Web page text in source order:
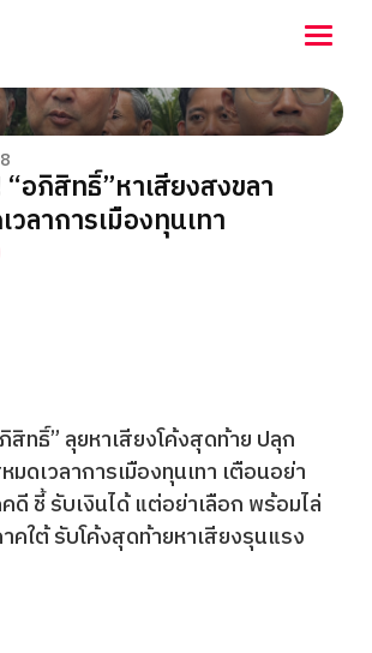
อภิสิทธิ์”หาเสียงสงขลา
ลาการเมืองทุนเทา
ทธิ์” ลุยหาเสียงโค้งสุดท้าย ปลุก
ดเวลาการเมืองทุนเทา เตือนอย่า
ชี้ รับเงินได้ แต่อย่าเลือก พร้อมไล่
ใต้ รับโค้งสุดท้ายหาเสียงรุนแรง